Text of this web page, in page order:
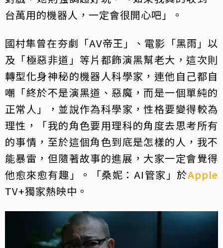
台萬用的機器人，一定會很開心吧」。
國村隼曾在夯劇「AV帝王」、電影「黑雨」以
及「極惡非道」等片都飾演黑幫老大，這次則
轉型化身神秘的機器人科學家，連他自己都自
嘲「終於不是演黑道、惡魔，而是一個單純的
正常人」，並說作為科學家，性格要變得較為
理性，「我的角色要用理科的角度去思考所有
的事情，至於這個角色到底是怎樣的人，我不
能暴雷，但隨著故事的進展，大家一定會覺得
他愈來愈有趣」。「桑妮：AI管家」於Apple
TV+獨家熱映中。